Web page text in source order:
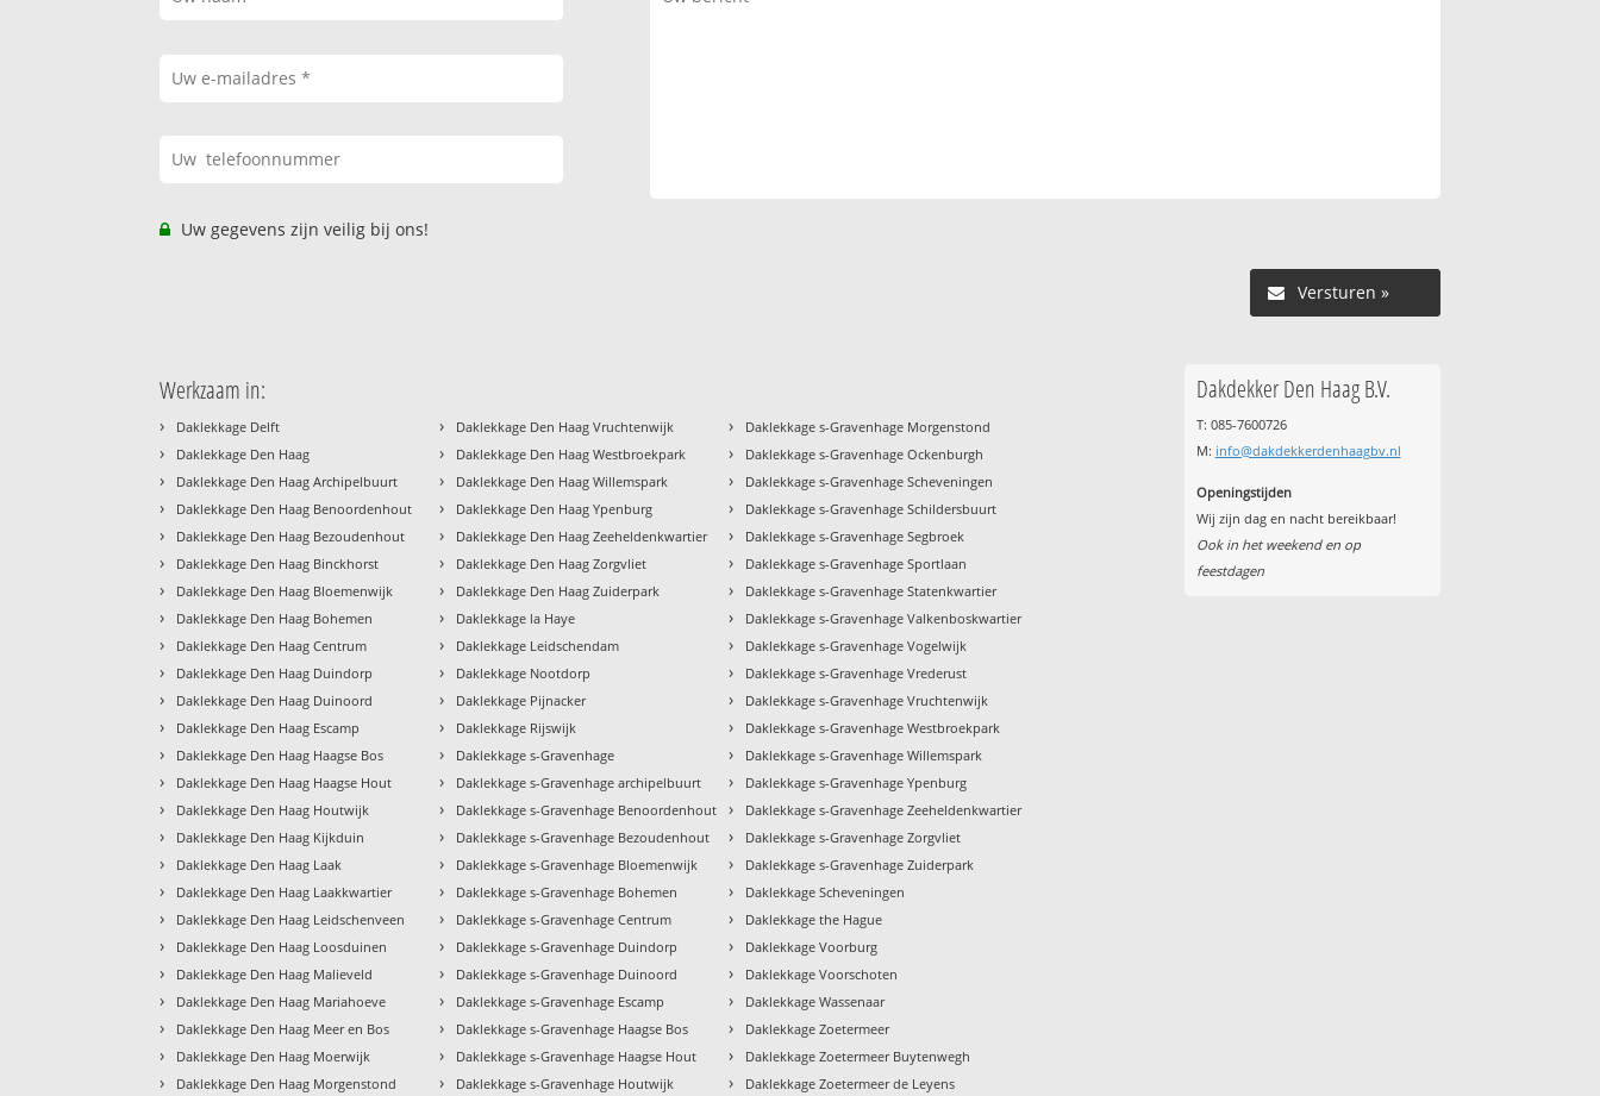
Uw gegevens zijn veilig bij ons!
Versturen »
Werkzaam in:
› Daklekkage Delft
› Daklekkage Den Haag
› Daklekkage Den Haag Archipelbuurt
› Daklekkage Den Haag Benoordenhout
› Daklekkage Den Haag Bezoudenhout
› Daklekkage Den Haag Binckhorst
› Daklekkage Den Haag Bloemenwijk
› Daklekkage Den Haag Bohemen
› Daklekkage Den Haag Centrum
› Daklekkage Den Haag Duindorp
› Daklekkage Den Haag Duinoord
› Daklekkage Den Haag Escamp
› Daklekkage Den Haag Haagse Bos
› Daklekkage Den Haag Haagse Hout
› Daklekkage Den Haag Houtwijk
› Daklekkage Den Haag Kijkduin
› Daklekkage Den Haag Laak
› Daklekkage Den Haag Laakkwartier
› Daklekkage Den Haag Leidschenveen
› Daklekkage Den Haag Loosduinen
› Daklekkage Den Haag Malieveld
› Daklekkage Den Haag Mariahoeve
› Daklekkage Den Haag Meer en Bos
› Daklekkage Den Haag Moerwijk
› Daklekkage Den Haag Morgenstond
› Daklekkage Den Haag Vruchtenwijk
› Daklekkage Den Haag Westbroekpark
› Daklekkage Den Haag Willemspark
› Daklekkage Den Haag Ypenburg
› Daklekkage Den Haag Zeeheldenkwartier
› Daklekkage Den Haag Zorgvliet
› Daklekkage Den Haag Zuiderpark
› Daklekkage la Haye
› Daklekkage Leidschendam
› Daklekkage Nootdorp
› Daklekkage Pijnacker
› Daklekkage Rijswijk
› Daklekkage s-Gravenhage
› Daklekkage s-Gravenhage archipelbuurt
› Daklekkage s-Gravenhage Benoordenhout
› Daklekkage s-Gravenhage Bezoudenhout
› Daklekkage s-Gravenhage Bloemenwijk
› Daklekkage s-Gravenhage Bohemen
› Daklekkage s-Gravenhage Centrum
› Daklekkage s-Gravenhage Duindorp
› Daklekkage s-Gravenhage Duinoord
› Daklekkage s-Gravenhage Escamp
› Daklekkage s-Gravenhage Haagse Bos
› Daklekkage s-Gravenhage Haagse Hout
› Daklekkage s-Gravenhage Houtwijk
› Daklekkage s-Gravenhage Morgenstond
› Daklekkage s-Gravenhage Ockenburgh
› Daklekkage s-Gravenhage Scheveningen
› Daklekkage s-Gravenhage Schildersbuurt
› Daklekkage s-Gravenhage Segbroek
› Daklekkage s-Gravenhage Sportlaan
› Daklekkage s-Gravenhage Statenkwartier
› Daklekkage s-Gravenhage Valkenboskwartier
› Daklekkage s-Gravenhage Vogelwijk
› Daklekkage s-Gravenhage Vrederust
› Daklekkage s-Gravenhage Vruchtenwijk
› Daklekkage s-Gravenhage Westbroekpark
› Daklekkage s-Gravenhage Willemspark
› Daklekkage s-Gravenhage Ypenburg
› Daklekkage s-Gravenhage Zeeheldenkwartier
› Daklekkage s-Gravenhage Zorgvliet
› Daklekkage s-Gravenhage Zuiderpark
› Daklekkage Scheveningen
› Daklekkage the Hague
› Daklekkage Voorburg
› Daklekkage Voorschoten
› Daklekkage Wassenaar
› Daklekkage Zoetermeer
› Daklekkage Zoetermeer Buytenwegh
› Daklekkage Zoetermeer de Leyens
Dakdekker Den Haag B.V.
T: 085-7600726
M: info@dakdekkerdenhaagbv.nl
Openingstijden
Wij zijn dag en nacht bereikbaar!
Ook in het weekend en op
feestdagen